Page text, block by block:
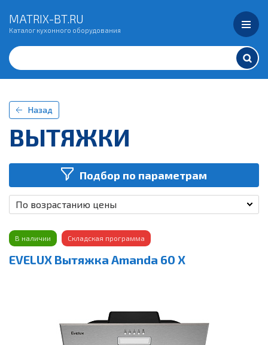
MATRIX-BT.RU
Каталог кухонного оборудования
Назад
ВЫТЯЖКИ
Подбор по параметрам
По возрастанию цены
В наличии Складская программа
EVELUX Вытяжка Amanda 60 X